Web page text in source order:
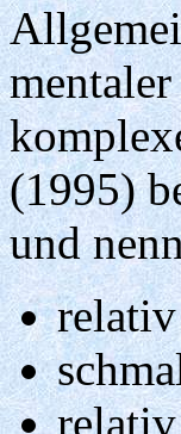
(1995)
und